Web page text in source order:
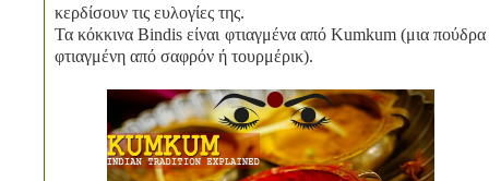
κερδίσουν τις ευλογίες της.
Τα κόκκινα Bindis είναι φτιαγμένα από Kumkum (μια πούδρα
φτιαγμένη από σαφρόν ή τουρμέρικ).